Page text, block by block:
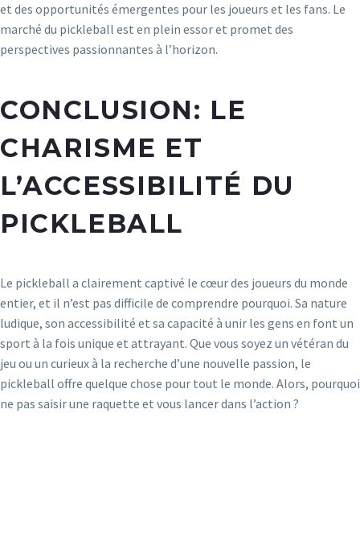
et des opportunités émergentes pour les joueurs et les fans. Le
marché du pickleball est en plein essor et promet des
perspectives passionnantes à l’horizon.
CONCLUSION: LE
CHARISME ET
L’ACCESSIBILITÉ DU
PICKLEBALL
Le pickleball a clairement captivé le cœur des joueurs du monde
entier, et il n’est pas difficile de comprendre pourquoi. Sa nature
ludique, son accessibilité et sa capacité à unir les gens en font un
sport à la fois unique et attrayant. Que vous soyez un vétéran du
jeu ou un curieux à la recherche d’une nouvelle passion, le
pickleball offre quelque chose pour tout le monde. Alors, pourquoi
ne pas saisir une raquette et vous lancer dans l’action ?